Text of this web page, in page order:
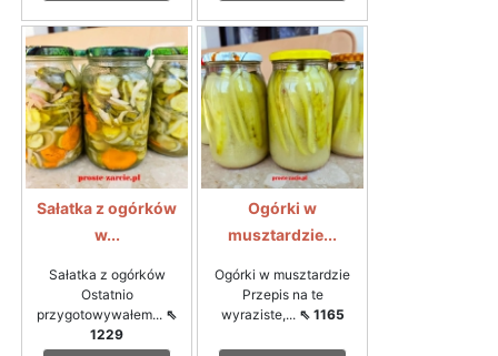
Sałatka z ogórków
w...
Sałatka z ogórków
Ostatnio
przygotowywałem... ⇖
1229
Ogórki w
musztardzie...
Ogórki w musztardzie
Przepis na te
wyraziste,... ⇖ 1165